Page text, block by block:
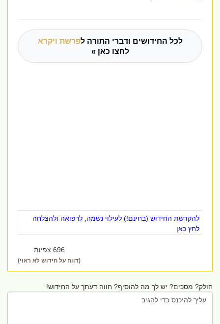
לכל החידושים ודברי התורה לפרשת ויקרא
לחצו כאן »
להקדשת החידוש (בחינם!) לעילוי נשמה, לרפואה ולהצלחה
לחץ כאן
696 צפיות
(דווח על חידוש לא ראוי)
חולק? מסכים? יש לך מה להוסיף? חווה דעתך על החידוש!